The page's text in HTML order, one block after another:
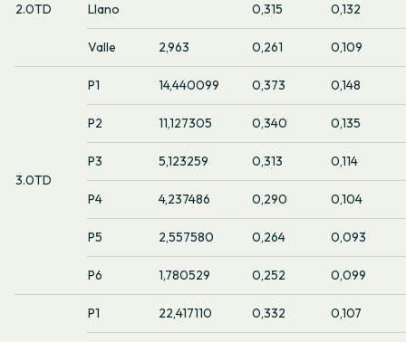
2.0TD Llano 0,315 0,132
Valle 2,963 0,261 0,109
3.0TD
P1 14,440099 0,373 0,148
P2 11,127305 0,340 0,135
P3 5,123259 0,313 0,114
P4 4,237486 0,290 0,104
P5 2,557580 0,264 0,093
P6 1,780529 0,252 0,099
P1 22,417110 0,332 0,107